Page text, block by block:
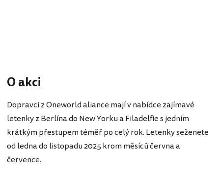
O akci
Dopravci z Oneworld aliance mají v nabídce zajímavé
letenky z Berlína do New Yorku a Filadelfie s jedním
krátkým přestupem téměř po celý rok. Letenky seženete
od ledna do listopadu 2025 krom měsíců června a
července.